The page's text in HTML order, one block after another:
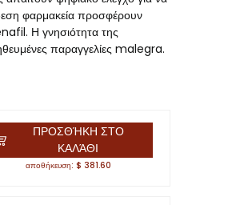
φαρμακεία προσφέρουν
Η γνησιότητα της
παραγγελίες malegra.
ΠΡΟΣΘΉΚΗ ΣΤΟ
ΚΑΛΆΘΙ
αποθήκευση: $ 381.60